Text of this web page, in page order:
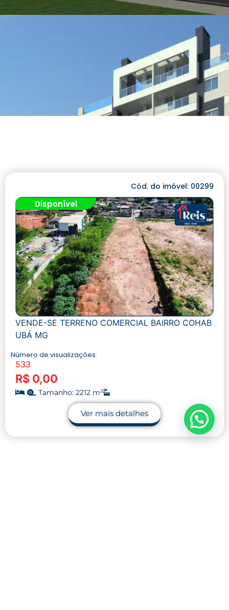
Cód. do imóvel: 00299
Disponível
VENDE-SE TERRENO COMERCIAL BAIRRO COHAB
UBÁ MG
Número de visualizações:
533
R$ 0,00
Tamanho: 2212 m²
Ver mais detalhes